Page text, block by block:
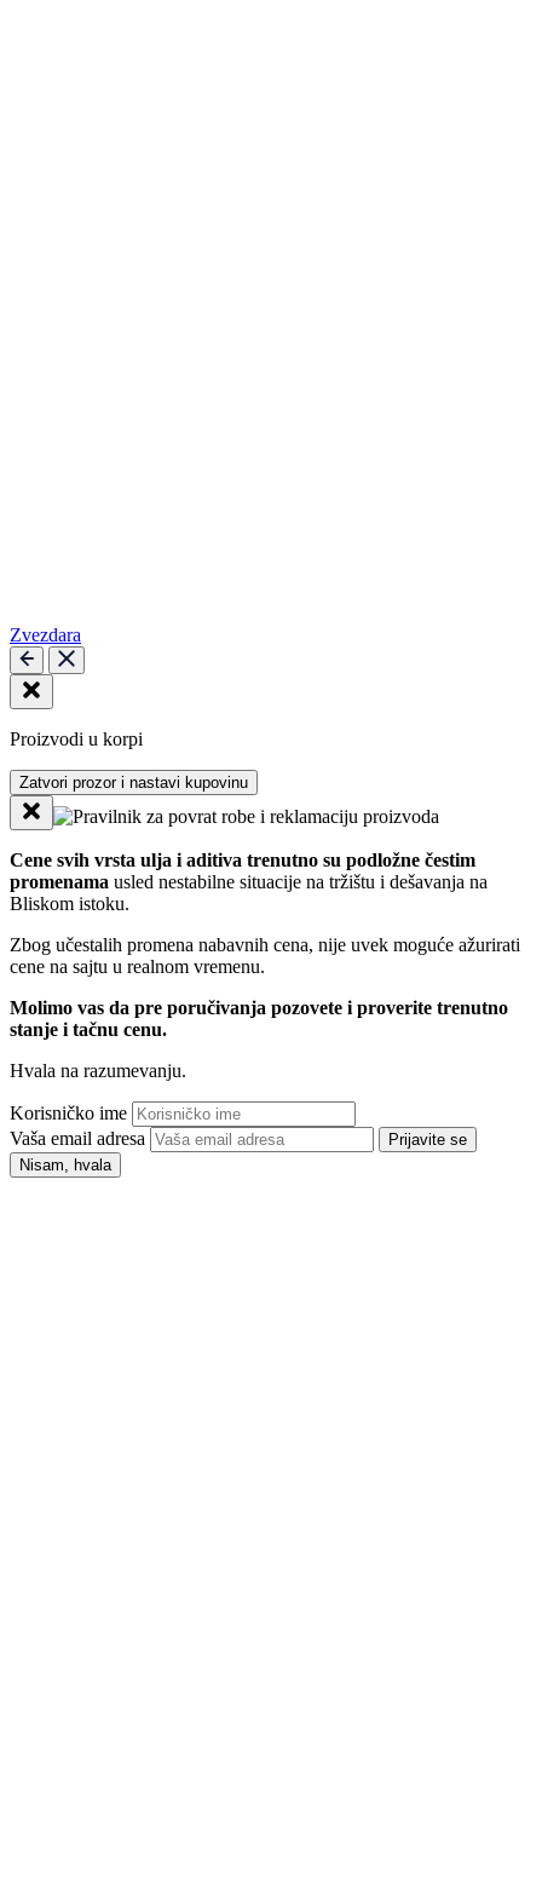
Zvezdara
Proizvodi u korpi
Zatvori prozor i nastavi kupovinu
Cene svih vrsta ulja i aditiva trenutno su podložne čestim
promenama usled nestabilne situacije na tržištu i dešavanja na
Bliskom istoku.
Zbog učestalih promena nabavnih cena, nije uvek moguće ažurirati
cene na sajtu u realnom vremenu.
Molimo vas da pre poručivanja pozovete i proverite trenutno
stanje i tačnu cenu.
Hvala na razumevanju.
Korisničko ime
Vaša email adresa
Prijavite se
Nisam, hvala